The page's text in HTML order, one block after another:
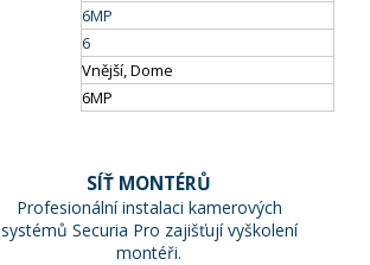
6MP
6
Vnější, Dome
6MP
SÍŤ MONTÉRŮ
Profesionální instalaci kamerových
systémů Securia Pro zajišťují vyškolení
montéři.